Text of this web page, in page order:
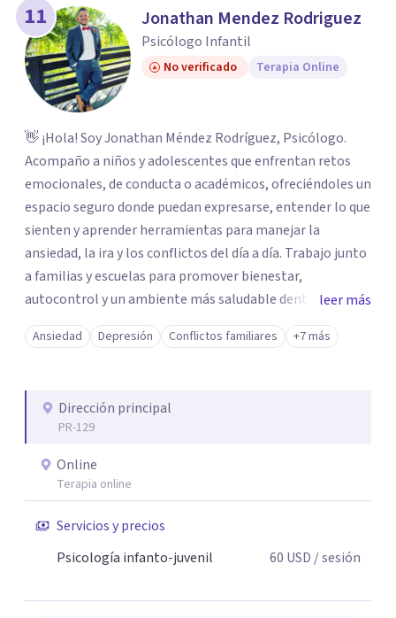
11 Jonathan Mendez Rodriguez
Psicólogo Infantil
No verificado Terapia Online
👋 ¡Hola! Soy Jonathan Méndez Rodríguez, Psicólogo.
Acompaño a niños y adolescentes que enfrentan retos
emocionales, de conducta o académicos, ofreciéndoles un
espacio seguro donde puedan expresarse, entender lo que
sienten y aprender herramientas para manejar la
ansiedad, la ira y los conflictos del día a día. Trabajo junto
a familias y escuelas para promover bienestar,
autocontrol y un ambiente más saludable dentro y fuera
del salón de clases. 💛📘 Si buscas apoyo para un joven
que necesita guía emocional, ¡estoy aquí para ayudar! 📩
orientación
leer más
Ansiedad Depresión Conflictos familiares +7 más
Dirección principal
PR-129
Online
Terapia online
Servicios y precios
Psicología infanto-juvenil
60 USD / sesión